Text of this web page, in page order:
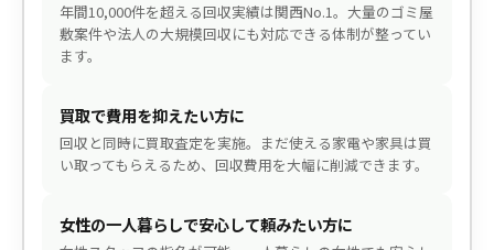
年間10,000件を超える回収実績は関西No.1。大量のゴミ屋
敷案件や法人の大規模回収にも対応できる体制が整ってい
ます。
買取で費用を抑えたい方に
回収と同時に買取査定を実施。まだ使える家電や家具は買
い取ってもらえるため、回収費用を大幅に削減できます。
女性の一人暮らしで安心して頼みたい方に